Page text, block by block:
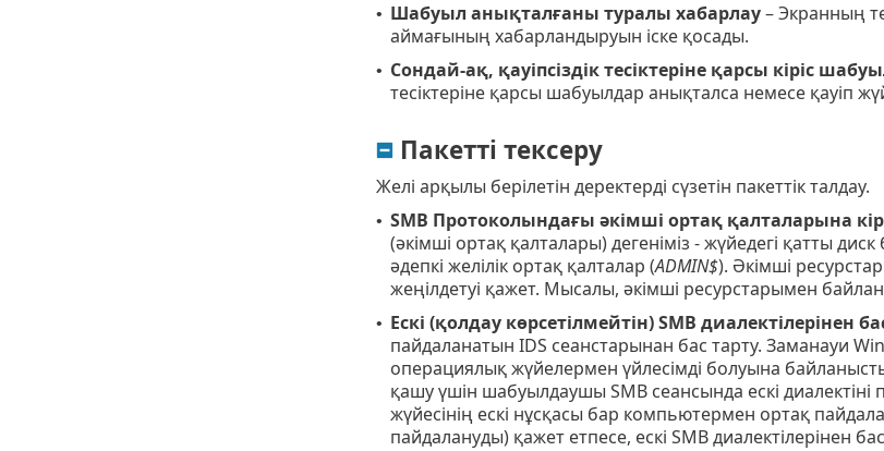
• Шабуыл анықталғаны туралы хабарлау– Экранның
аймағының хабарландыруын іске қосады.
• Сондай-ақ, қауіпсіздік тесіктеріне қарсы кіріс
тесіктеріне қарсы шабуылдар анықталса немесе қауіп
Пакетті тексеру
Желі арқылы берілетін деректерді сүзетін пакеттік талдау.
• SMB Протоколындағы әкімші ортақ қалталарына
(әкімші ортақ қалталары) дегеніміз - жүйедегі қатты
әдепкі желілік ортақ қалталар (ADMIN$). Әкімші
жеңілдетуі қажет. Мысалы, әкімші ресурстарымен
• Ескі (қолдау көрсетілмейтін) SMB диалектілерінен
пайдаланатын IDS сеанстарынан бас тарту. Заманауи
операциялық жүйелермен үйлесімді болуына
қашу үшін шабуылдаушы SMB сеансында ескі
жүйесінің ескі нұсқасы бар компьютермен ортақ
пайдалануды) қажет етпесе, ескі SMB диалектілерінен